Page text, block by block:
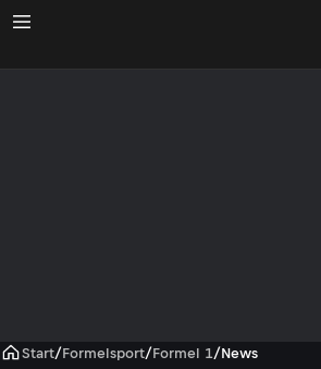
Start/Formelsport/Formel 1/News